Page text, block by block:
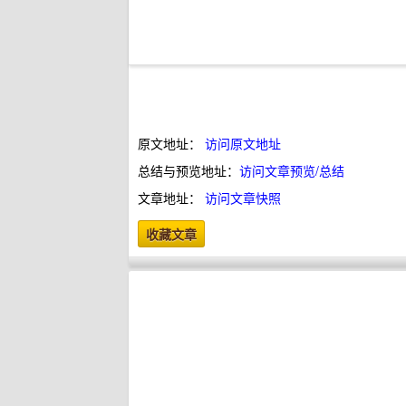
原文地址： 访问原文地址
总结与预览地址： 访问文章预览/总结
文章地址： 访问文章快照